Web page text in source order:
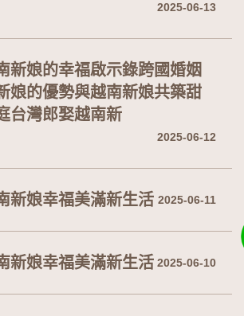
2025-06-13
新娘的幸福啟示錄跨國婚姻
娘的優勢與越南新娘共築甜
台灣郎娶越南新
2025-06-12
新娘幸福美滿新生活 2025-06-11
新娘幸福美滿新生活 2025-06-10